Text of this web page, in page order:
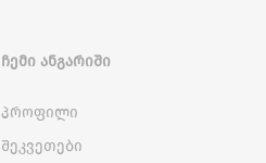
ᲩᲔᲛᲘ ᲐᲜᲒᲐᲠᲘᲨᲘ
პროფილი
შეკვეთები